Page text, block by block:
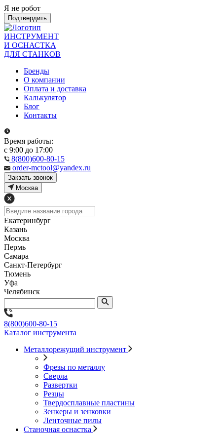
Я не робот
Подтвердить
ИНСТРУМЕНТ
И ОСНАСТКА
ДЛЯ СТАНКОВ
Бренды
О компании
Оплата и доставка
Калькулятор
Блог
Контакты
Время работы:
с 9:00 до 17:00
8(800)600-80-15
order-mctool@yandex.ru
Закзать звонок
Москва
Екатеринбург
Казань
Москва
Пермь
Самара
Санкт-Петербург
Тюмень
Уфа
Челябинск
8(800)600-80-15
Каталог инструмента
Металлорежущий инструмент
Фрезы по металлу
Сверла
Развертки
Резцы
Твердосплавные пластины
Зенкеры и зенковки
Ленточные пилы
Станочная оснастка